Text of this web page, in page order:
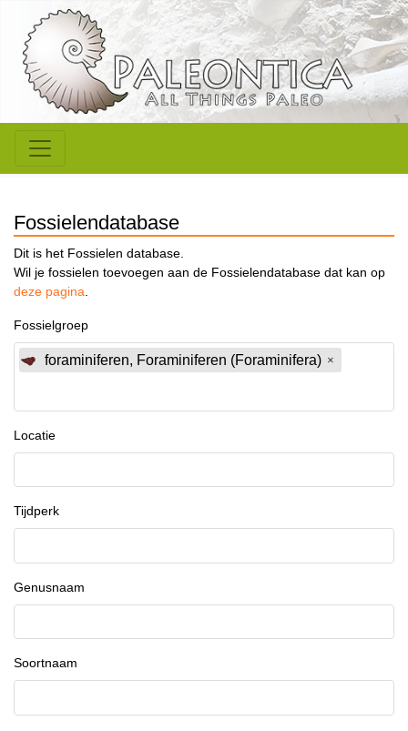
Fossielendatabase
Dit is het Fossielen database.
Wil je fossielen toevoegen aan de Fossielendatabase dat kan op
deze pagina.
Fossielgroep
foraminiferen, Foraminiferen (Foraminifera)
Locatie
Tijdperk
Genusnaam
Soortnaam